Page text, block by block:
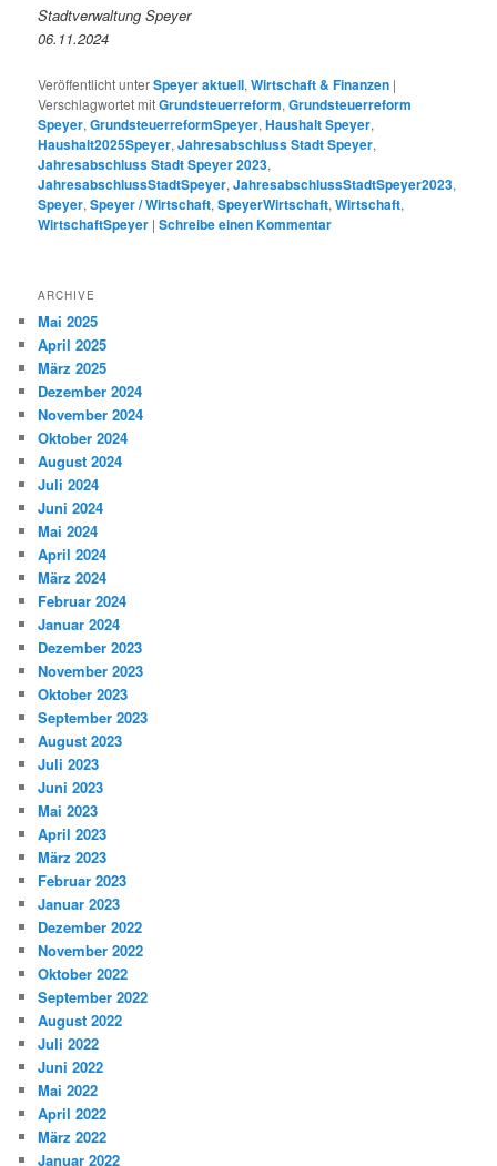
Stadtverwaltung Speyer
06.11.2024
Veröffentlicht unterSpeyer aktuell,Wirtschaft & Finanzen |
Verschlagwortet mitGrundsteuerreform,Grundsteuerreform
Speyer,GrundsteuerreformSpeyer,Haushalt Speyer,
Haushalt2025Speyer,Jahresabschluss Stadt Speyer,
Jahresabschluss Stadt Speyer 2023,
JahresabschlussStadtSpeyer,JahresabschlussStadtSpeyer2023,
Speyer,Speyer / Wirtschaft,SpeyerWirtschaft,Wirtschaft,
WirtschaftSpeyer |Schreibe einen Kommentar
ARCHIVE
Mai 2025
April 2025
März 2025
Dezember 2024
November 2024
Oktober 2024
August 2024
Juli 2024
Juni 2024
Mai 2024
April 2024
März 2024
Februar 2024
Januar 2024
Dezember 2023
November 2023
Oktober 2023
September 2023
August 2023
Juli 2023
Juni 2023
Mai 2023
April 2023
März 2023
Februar 2023
Januar 2023
Dezember 2022
November 2022
Oktober 2022
September 2022
August 2022
Juli 2022
Juni 2022
Mai 2022
April 2022
März 2022
Januar 2022